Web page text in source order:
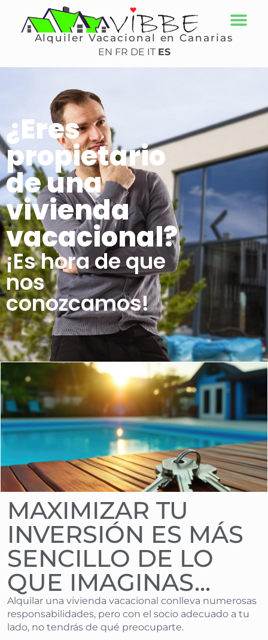
Alquiler Vacacional en Canarias
EN FR DE IT ES
¿Eres
propietario
de una
vivienda
vacacional?
¡Es hora de que
nos
conozcamos!
MAXIMIZAR TU
INVERSIÓN ES MÁS
SENCILLO DE LO
QUE IMAGINAS...
Alquilar una vivienda vacacional conlleva numerosas
responsabilidades, pero con el socio adecuado a tu
lado, no tendrás de qué preocuparte.